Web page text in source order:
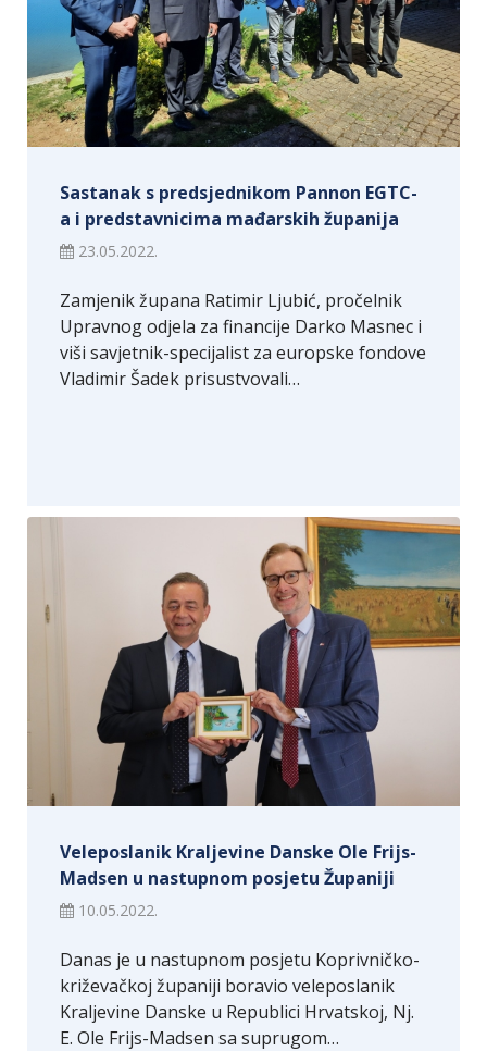
Sastanak s predsjednikom Pannon EGTC-
a i predstavnicima mađarskih županija
23.05.2022.
Zamjenik župana Ratimir Ljubić, pročelnik
Upravnog odjela za financije Darko Masnec i
viši savjetnik-specijalist za europske fondove
Vladimir Šadek prisustvovali…
Veleposlanik Kraljevine Danske Ole Frijs-
Madsen u nastupnom posjetu Županiji
10.05.2022.
Danas je u nastupnom posjetu Koprivničko-
križevačkoj županiji boravio veleposlanik
Kraljevine Danske u Republici Hrvatskoj, Nj.
E. Ole Frijs-Madsen sa suprugom…